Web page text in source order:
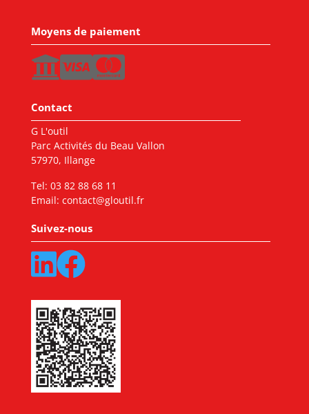
Moyens de paiement
Contact
G L'outil
Parc Activités du Beau Vallon
57970, Illange
Tel: 03 82 88 68 11
Email: contact@gloutil.fr
Suivez-nous